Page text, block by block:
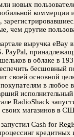
новых
коммерции
чем другие
выручка eBay
PayPal,
в облаке в
бесшовный
своей основной
в любое
RadioShack
своих магазинов в
Cash for